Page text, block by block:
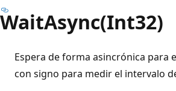
WaitAsync(Int32)
Espera de forma asincrónica para
con signo para medir el intervalo